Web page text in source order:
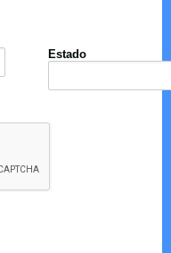
Estado